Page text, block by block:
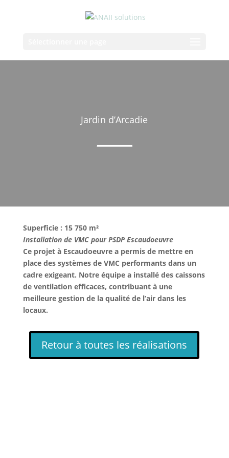
Jardin d’Arcadie
Superficie : 15 750 m²
Installation de VMC pour PSDP Escaudoeuvre
Ce projet à Escaudoeuvre a permis de mettre en
place des systèmes de VMC performants dans un
cadre exigeant. Notre équipe a installé des caissons
de ventilation efficaces, contribuant à une
meilleure gestion de la qualité de l’air dans les
locaux.
Retour à toutes les réalisations